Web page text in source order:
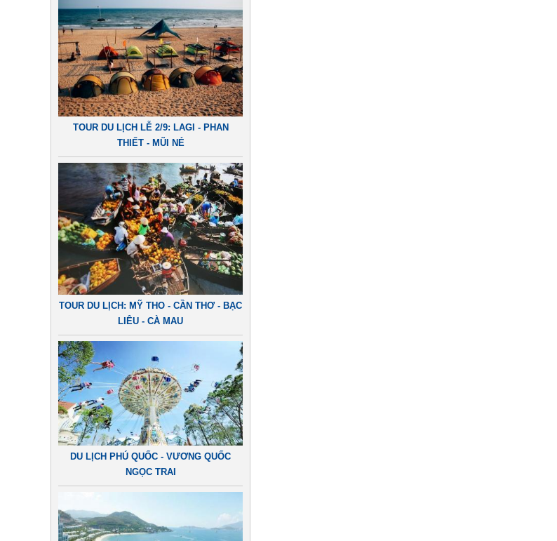
TOUR DU LỊCH LỄ 2/9: LAGI - PHAN
THIẾT - MŨI NÉ
TOUR DU LỊCH: MỸ THO - CẦN THƠ - BẠC
LIÊU - CÀ MAU
DU LỊCH PHÚ QUỐC - VƯƠNG QUỐC
NGỌC TRAI